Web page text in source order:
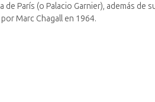
de París (o Palacio Garnier), además
Marc Chagall en 1964.